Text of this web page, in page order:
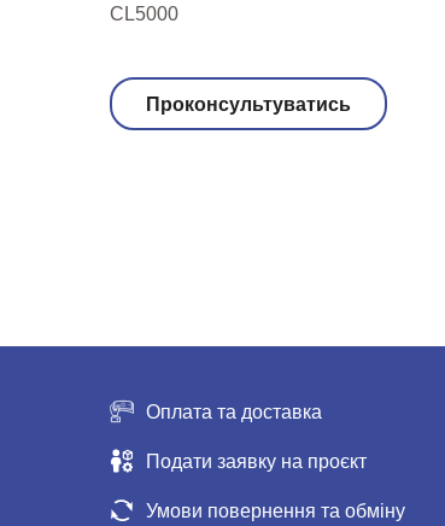
CL5000
Проконсультуватись
Оплата та доставка
Подати заявку на проєкт
Умови повернення та обміну